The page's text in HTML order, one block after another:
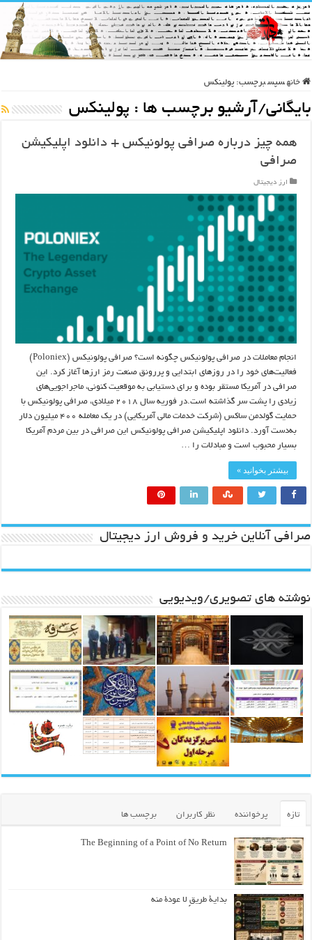
خانه سپس برچسب: پولینکس
بایگانی/آرشیو برچسب ها : پولینکس
همه چیز درباره صرافی پولونیکس + دانلود اپلیکیشن
صرافی
ارز دیجیتال
انجام معاملات در صرافی پولونیکس چگونه است؟ صرافی پولونیکس (Poloniex)
فعالیت‌های خود را در روزهای ابتدایی و پررونق صنعت رمز ارزها آغاز کرد. این
صرافی در آمریکا مستقر بوده و برای دستیابی به موقعیت کنونی، ماجراجویی‌های
زیادی را پشت سر گذاشته است.در فوریه سال ۲۰۱۸ میلادی، صرافی پولونیکس با
حمایت گولدمن ساکس (شرکت خدمات مالی آمریکایی) در یک معامله ۴۰۰ میلیون دلار
به‌دست آورد. دانلود اپلیکیشن صرافی پولونیکس این صرافی در بین مردم آمریکا
بسیار محبوب است و مبادلات را …
بیشتر بخوانید »
صرافی آنلاین خرید و فروش ارز دیجیتال
نوشته های تصویری/ویدیویی
تازه پرخواننده نظر کاربران برچسب ها
The Beginning of a Point of No Return
بداية طريقٍ لا عودة منه